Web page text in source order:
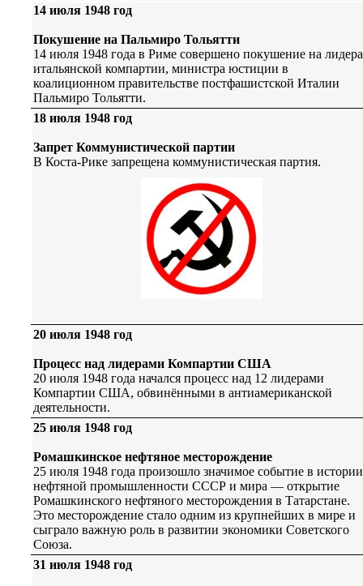
14 июля 1948 год
Покушение на Пальмиро Тольятти
14 июля 1948 года в Риме совершено покушение на лидера
итальянской компартии, министра юстиции в
коалиционном правительстве постфашистской Италии
Пальмиро Тольятти.
18 июля 1948 год
Запрет Коммунистической партии
В Коста-Рике запрещена коммунистическая партия.
20 июля 1948 год
Процесс над лидерами Компартии США
20 июля 1948 года начался процесс над 12 лидерами
Компартии США, обвинёнными в антиамериканской
деятельности.
25 июля 1948 год
Ромашкинское нефтяное месторождение
25 июля 1948 года произошло значимое событие в истории
нефтяной промышленности СССР и мира — открытие
Ромашкинского нефтяного месторождения в Татарстане.
Это месторождение стало одним из крупнейших в мире и
сыграло важную роль в развитии экономики Советского
Союза.
31 июля 1948 год